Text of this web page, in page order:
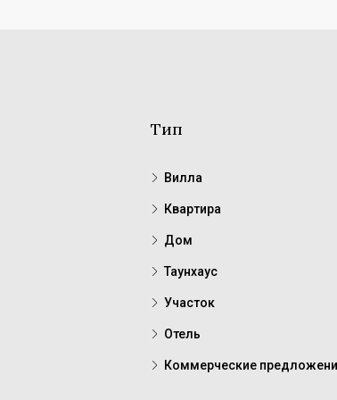
Тип
Вилла
Квартира
Дом
Таунхаус
Участок
Отель
Коммерческие